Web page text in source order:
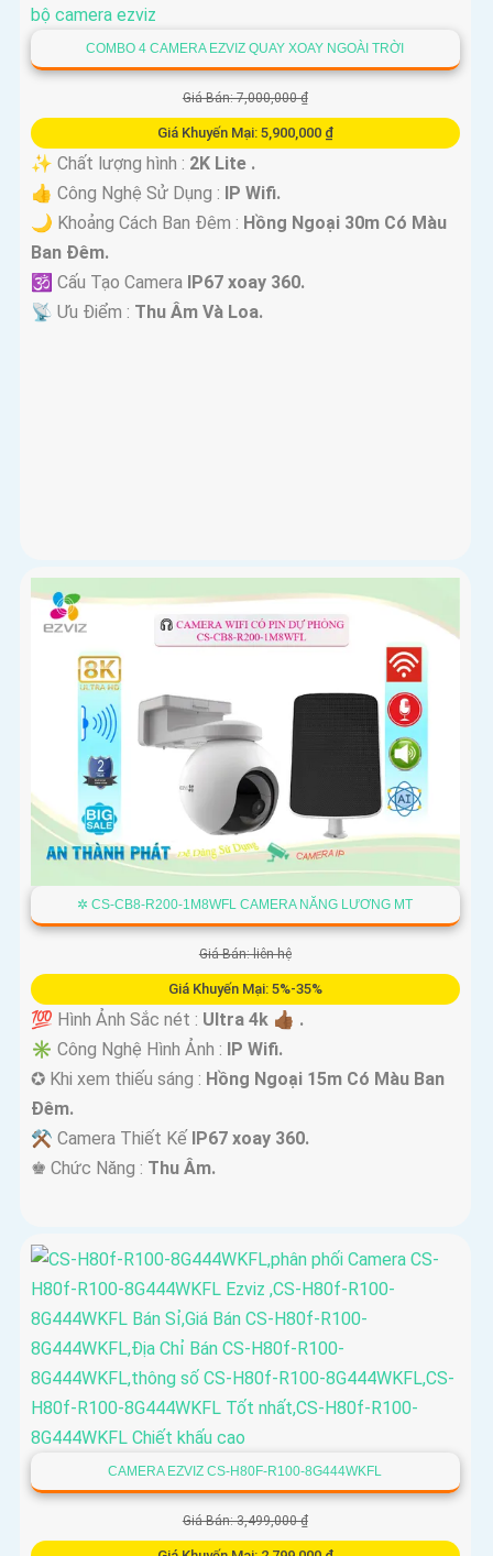
COMBO 4 CAMERA EZVIZ QUAY XOAY NGOÀI TRỜI
Giá Bán: 7,000,000 ₫
Giá Khuyến Mại: 5,900,000 ₫
✨ Chất lượng hình : 2K Lite .
👍 Công Nghệ Sử Dụng : IP Wifi.
🌙 Khoảng Cách Ban Đêm : Hồng Ngoại 30m Có Màu
Ban Ðêm.
🕉️ Cấu Tạo Camera IP67 xoay 360.
️📡 Ưu Điểm : Thu Âm Và Loa.
✲ CS-CB8-R200-1M8WFL CAMERA NĂNG LƯƠNG MT
Giá Bán: liên hệ
Giá Khuyến Mại: 5%-35%
💯 Hình Ảnh Sắc nét : Ultra 4k 👍🏾 .
✳️ Công Nghệ Hình Ảnh :
IP Wifi.
✪ Khi xem thiếu sáng : Hồng Ngoại 15m Có Màu Ban
Ðêm.
⚒ Camera Thiết Kế
IP67 xoay 360.
️♚ Chức Năng : Thu Âm.
CAMERA EZVIZ CS-H80F-R100-8G444WKFL
Giá Bán: 3,499,000 ₫
️